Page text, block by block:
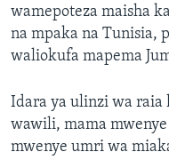
wamepoteza maisha
na mpaka na Tunisia,
waliokufa mapema
Idara ya ulinzi wa raia
wawili, mama
mwenye umri wa